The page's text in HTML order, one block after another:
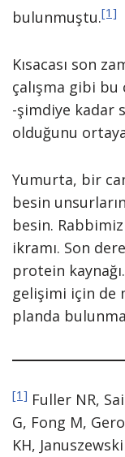
bulunmuştu.[1]
Kısacası son
çalışma gibi
-şimdiye kadar
olduğunu
Yumurta, bir
besin
besin.
ikramı. Son
protein
gelişimi için de
planda
[1] Fuller NR,
G, Fong M,
KH,